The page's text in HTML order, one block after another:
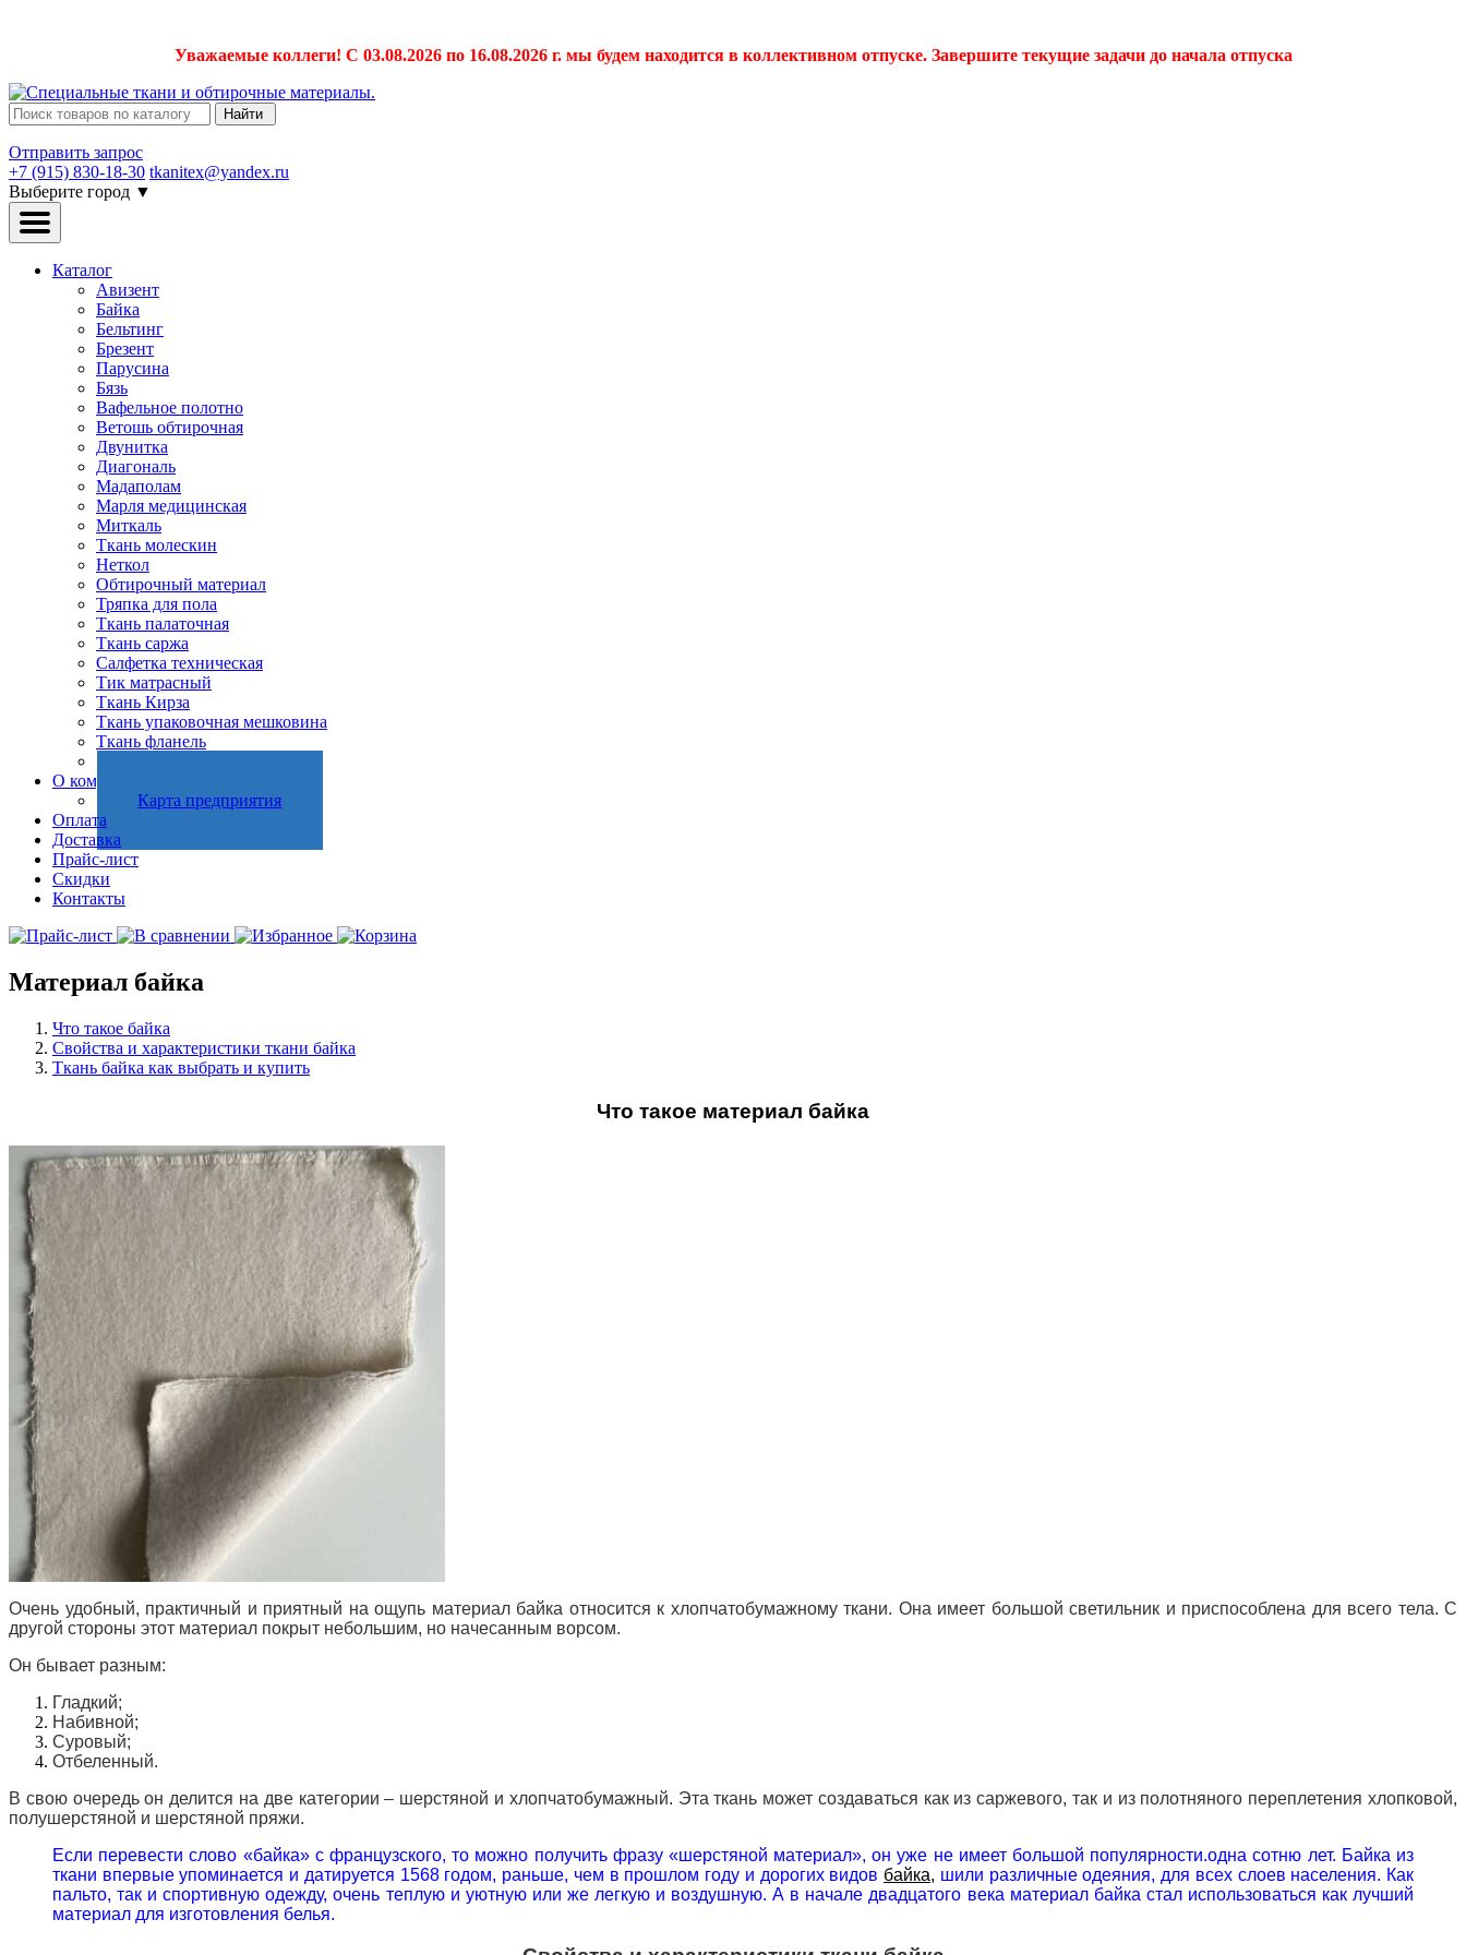
Уважаемые коллеги! С 03.08.2026 по 16.08.2026 г. мы будем находится в коллективном отпуске. Завершите текущие задачи до начала отпуска
Найти
Отправить запрос
+7 (915) 830-18-30 tkanitex@yandex.ru
Выберите город ▼
Каталог
Авизент
Байка
Бельтинг
Брезент
Парусина
Бязь
Вафельное полотно
Ветошь обтирочная
Двунитка
Диагональ
Мадаполам
Марля медицинская
Миткаль
Ткань молескин
Неткол
Обтирочный материал
Тряпка для пола
Ткань палаточная
Ткань саржа
Салфетка техническая
Тик матрасный
Ткань Кирза
Ткань упаковочная мешковина
Ткань фланель
О компании
Карта предприятия
Оплата
Доставка
Прайс-лист
Скидки
Контакты
Материал байка
Что такое байка
Свойства и характеристики ткани байка
Ткань байка как выбрать и купить
Что такое материал байка
Очень удобный, практичный и приятный на ощупь материал байка относится к хлопчатобумажному ткани. Она имеет большой светильник и приспособлена для всего тела. С
другой стороны этот материал покрыт небольшим, но начесанным ворсом.
Он бывает разным:
Гладкий;
Набивной;
Суровый;
Отбеленный.
В свою очередь он делится на две категории – шерстяной и хлопчатобумажный. Эта ткань может создаваться как из саржевого, так и из полотняного переплетения хлопковой,
полушерстяной и шерстяной пряжи.
Если перевести слово «байка» с французского, то можно получить фразу «шерстяной материал», он уже не имеет большой популярности.одна сотню лет. Байка из
ткани впервые упоминается и датируется 1568 годом, раньше, чем в прошлом году и дорогих видов байка, шили различные одеяния, для всех слоев населения. Как
пальто, так и спортивную одежду, очень теплую и уютную или же легкую и воздушную.А в начале двадцатого века материал байка стал использоваться как лучший
материал для изготовления белья.